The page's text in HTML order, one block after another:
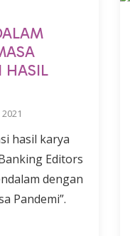
HASIL
hasil karya
Editors
dengan
Pandemi”.